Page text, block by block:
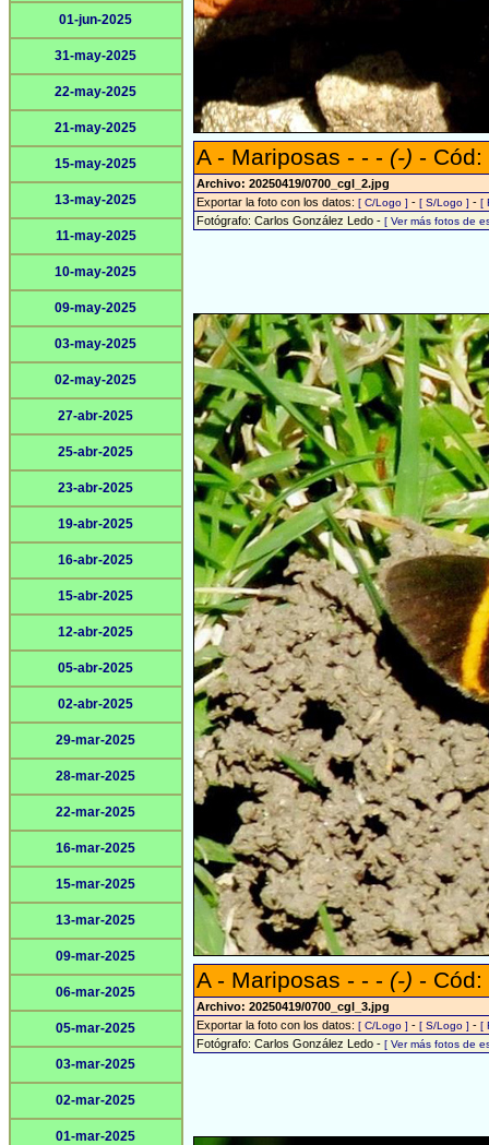
01-jun-2025
31-may-2025
22-may-2025
21-may-2025
15-may-2025
13-may-2025
11-may-2025
10-may-2025
09-may-2025
03-may-2025
02-may-2025
27-abr-2025
25-abr-2025
23-abr-2025
19-abr-2025
16-abr-2025
15-abr-2025
12-abr-2025
05-abr-2025
02-abr-2025
29-mar-2025
28-mar-2025
22-mar-2025
16-mar-2025
15-mar-2025
13-mar-2025
09-mar-2025
06-mar-2025
05-mar-2025
03-mar-2025
02-mar-2025
01-mar-2025
A - Mariposas - - - (-) - Cód:
Archivo: 20250419/0700_cgl_2.jpg
Exportar la foto con los datos: [ C/Logo ] - [ S/Logo ] - [
Fotógrafo: Carlos González Ledo - [ Ver más fotos de
A - Mariposas - - - (-) - Cód:
Archivo: 20250419/0700_cgl_3.jpg
Exportar la foto con los datos: [ C/Logo ] - [ S/Logo ] - [
Fotógrafo: Carlos González Ledo - [ Ver más fotos de